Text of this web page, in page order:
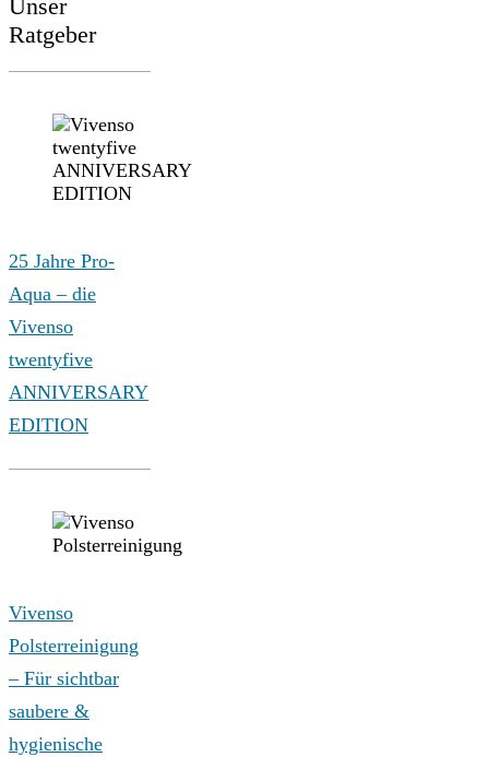
Unser
Ratgeber
25 Jahre Pro-
Aqua – die
Vivenso
twentyfive
ANNIVERSARY
EDITION
Vivenso
Polsterreinigung
– Für sichtbar
saubere &
hygienische